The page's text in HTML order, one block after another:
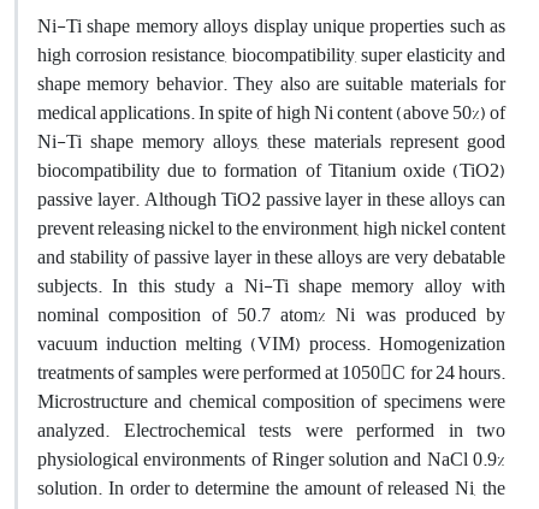
Ni-Ti shape memory alloys display unique properties such as
high corrosion resistance, biocompatibility, super elasticity and
shape memory behavior. They also are suitable materials for
medical applications. In spite of high Ni content (above 50%) of
Ni-Ti shape memory alloys, these materials represent good
biocompatibility due to formation of Titanium oxide (TiO2)
passive layer. Although TiO2 passive layer in these alloys can
prevent releasing nickel to the environment, high nickel content
and stability of passive layer in these alloys are very debatable
subjects. In this study a Ni-Ti shape memory alloy with
nominal composition of 50.7 atom% Ni was produced by
vacuum induction melting (VIM) process. Homogenization
treatments of samples were performed at 1050C for 24 hours.
Microstructure and chemical composition of specimens were
analyzed. Electrochemical tests were performed in two
physiological environments of Ringer solution and NaCl 0.9%
solution. In order to determine the amount of released Ni, the